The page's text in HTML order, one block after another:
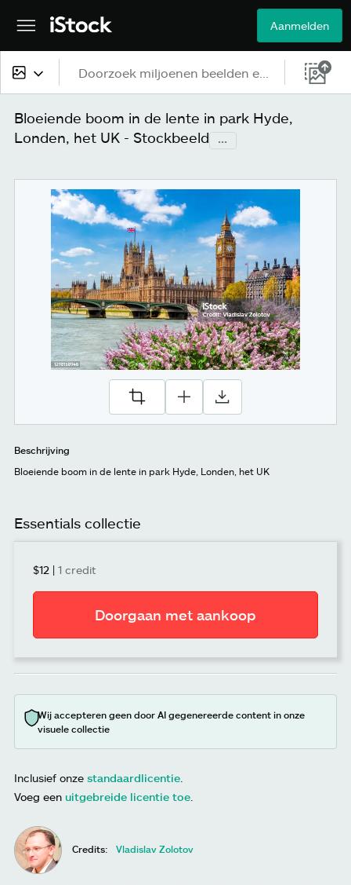
Aanmelden
Alle content
Beelden
Foto's
Illustraties
Vectorbestanden
Video's
Bloeiende boom in de lente in park Hyde,
Londen, het UK - Stockbeeld
...
Beschrijving
Bloeiende boom in de lente in park Hyde, Londen, het UK
Essentials collectie
$12 | 1 credit
Doorgaan met aankoop
Wij accepteren geen door AI gegenereerde content in onze
visuele collectie
Inclusief onze standaardlicentie
Voeg een uitgebreide licentie toe
Credits: Vladislav Zolotov